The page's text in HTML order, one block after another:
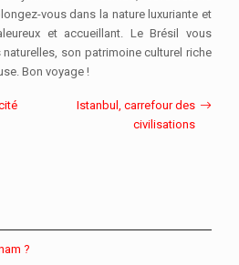
vous dans la nature luxuriante et
et accueillant. Le Brésil vous
son patrimoine culturel riche
Bon voyage !
Istanbul, carrefour des
civilisations
?